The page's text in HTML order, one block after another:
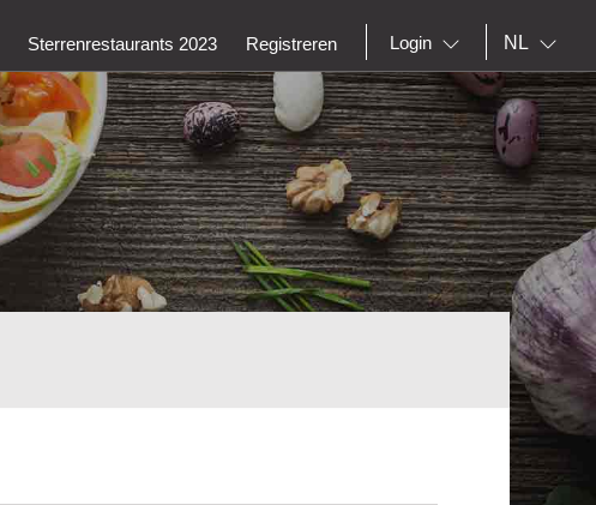
Sterrenrestaurants 2023 Registreren Login NL